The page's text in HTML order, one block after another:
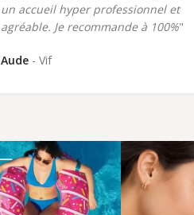
un accueil hyper professionnel et
agréable. Je recommande à 100%"
Aude Vif